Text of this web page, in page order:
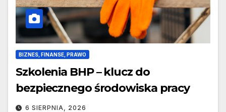
BIZNES, FINANSE, PRAWO
Szkolenia BHP – klucz do
bezpiecznego środowiska pracy
6 SIERPNIA, 2026